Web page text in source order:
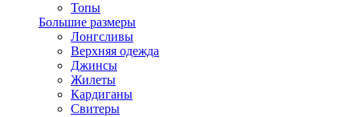
Топы
Большие размеры
Лонгсливы
Верхняя одежда
Джинсы
Жилеты
Кардиганы
Свитеры